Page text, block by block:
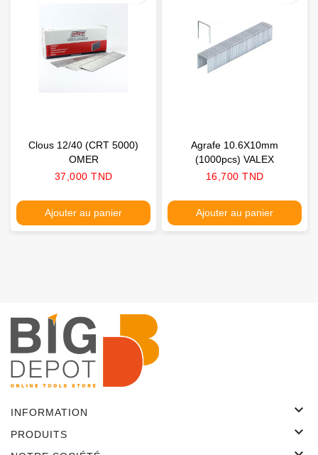
Clous 12/40 (CRT 5000)
OMER
Prix
37,000 TND
Ajouter au panier
Agrafe 10.6X10mm
(1000pcs) VALEX
Prix
16,700 TND
Ajouter au panier
INFORMATION 
PRODUITS 